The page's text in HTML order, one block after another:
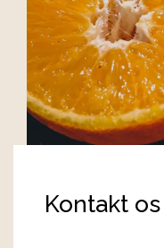
Kontakt os